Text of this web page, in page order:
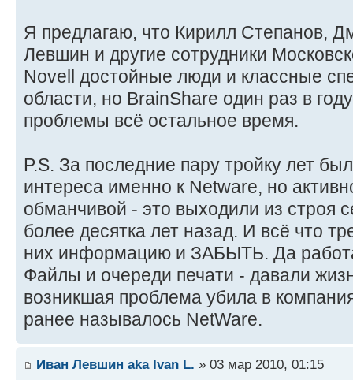
Я предлагаю, что Кирилл Степанов,
Левшин и другие сотрудники
Novell достойные люди и классные
области, но BrainShare один раз в
проблемы всё остальное время.
P.S. За последние пару тройку лет
интереса именно к Netware, но
обманчивой - это выходили из строя
более десятка лет назад. И всё что
них информацию и ЗАБЫТЬ. Да
Файлы и очереди печати - давали
возникшая проблема убила в
ранее называлось NetWare.
Иван Левшин aka Ivan L. » 03 мар 2010, 01:15